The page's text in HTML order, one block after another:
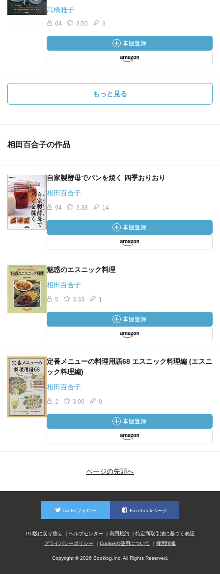
高橋雅子
64 3.50 3
もっと見る
相田百合子の作品
自家製酵母でパンを焼く 四季おりおり
相田百合子
94 3.38 14
魅惑のエスニック料理
相田百合子
5 3.33 1
定番メニューの料理用語68 エスニック料理編 (エスニ
ック料理編)
相田百合子
2 3.00 0
ページの先頭へ
Twitterフォロー Facebookページ
PC版に切り替え ヘルプセンター 利用規約
特定商取引法に基づく表記
プライバシーポリシー
Cookieの使用について 採用情報
Copyright © 2026 Booklog,Inc. All Rights Reserved.